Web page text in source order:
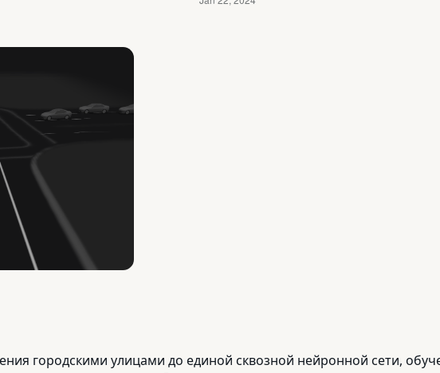
городскими улицами до единой сквозной нейронной сети,